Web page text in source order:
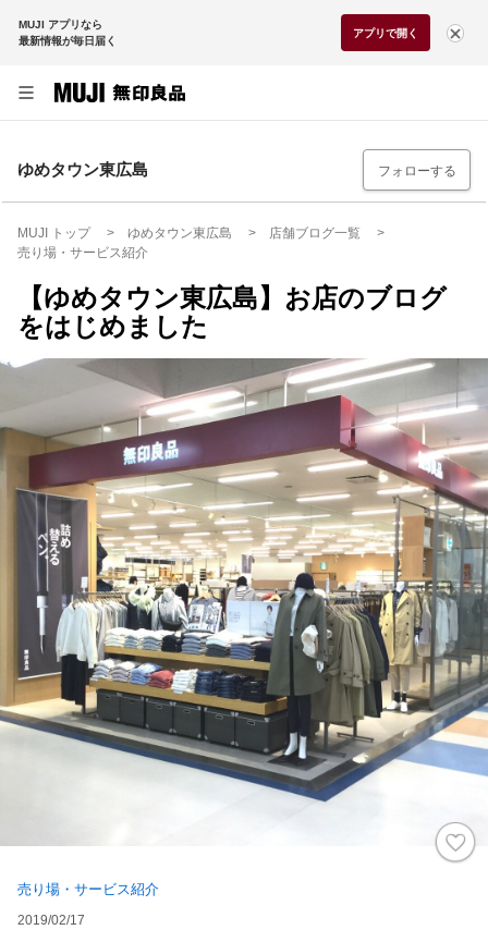
MUJI アプリなら
最新情報が毎日届く
アプリで開く
ゆめタウン東広島 フォローする
MUJI トップ ゆめタウン東広島
店舗ブログ一覧
売り場・サービス紹介
【ゆめタウン東広島】お店のブログ
をはじめました
売り場・サービス紹介
2019/02/17